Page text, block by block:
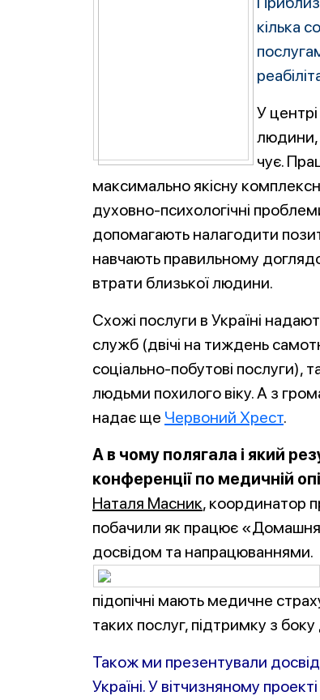
кілька
У
людини,
чує.
максимально якісну
духовно-психологічні
допомагають налагодити
навчають правильному
втрати близької людини.
Схожі послуги в Україні
служб (двічі на тиждень
соціально-побутові послуги),
людьми похилого віку. А з
надає ще Червоний Хрест.
А в чому полягала і який
конференції по медичній
Наталя Масник, координатор
побачили як працює
досвідом та напрацюваннями.
підопічні мають медичне
таких послуг, підтримку з
Також ми презентували
Україні. У вітчизняному